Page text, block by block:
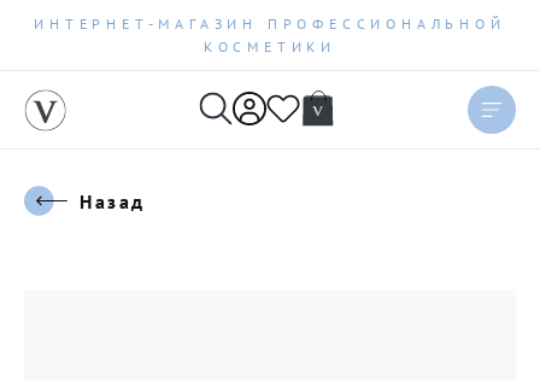
ИНТЕРНЕТ-МАГАЗИН ПРОФЕССИОНАЛЬНОЙ
КОСМЕТИКИ
Назад